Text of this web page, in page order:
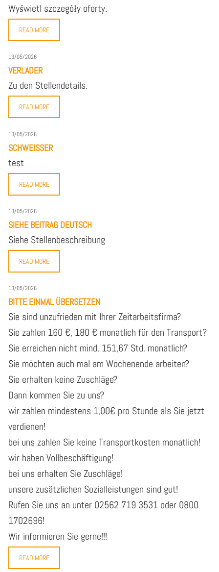
Wyświetl szczegóły oferty.
READ MORE
13/05/2026
VERLADER
Zu den Stellendetails.
READ MORE
13/05/2026
SCHWEISSER
test
READ MORE
13/05/2026
SIEHE BEITRAG DEUTSCH
Siehe Stellenbeschreibung
READ MORE
13/05/2026
BITTE EINMAL ÜBERSETZEN
Sie sind unzufrieden mit Ihrer Zeitarbeitsfirma?
Sie zahlen 160 €, 180 € monatlich für den Transport?
Sie erreichen nicht mind. 151,67 Std. monatlich?
Sie möchten auch mal am Wochenende arbeiten?
Sie erhalten keine Zuschläge?
Dann kommen Sie zu uns?
wir zahlen mindestens 1,00€ pro Stunde als Sie jetzt
verdienen!
bei uns zahlen Sie keine Transportkosten monatlich!
wir haben Vollbeschäftigung!
bei uns erhalten Sie Zuschläge!
unsere zusätzlichen Sozialleistungen sind gut!
Rufen Sie uns an unter 02562 719 3531 oder 0800
1702696!
Wir informieren Sie gerne!!!
READ MORE